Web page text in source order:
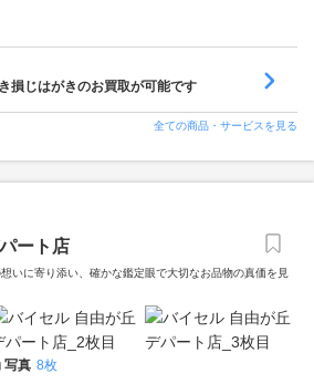
損じはがきのお買取が可能です
全ての商品・サービスを見る
ート店
いに寄り添い、確かな鑑定眼で大切なお品物の真価を見
写真 8枚